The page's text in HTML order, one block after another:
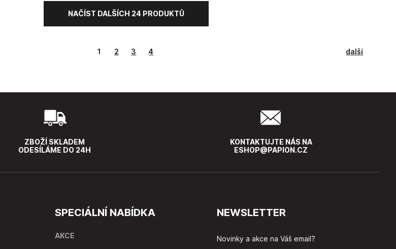
NAČÍST DALŠÍCH 24 PRODUKTŮ
1 2 3 4 další
ZBOŽÍ SKLADEM
ODESÍLÁME DO 24H
KONTAKTUJTE NÁS NA
ESHOP@PAPION.CZ
SPECIÁLNÍ NABÍDKA
AKCE
NEWSLETTER
Novinky a akce na Váš email?